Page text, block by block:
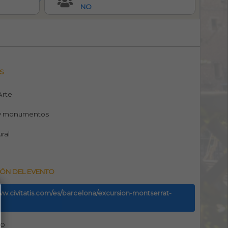
NO
monumentos
DEL EVENTO
es/barcelona/excursion-montserrat-